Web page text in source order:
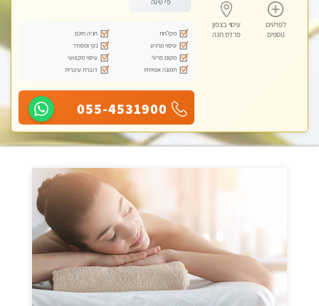
לפרטים
נוספים
עיסוי בצפון
פרדס חנה
מקלחת
חניה חינם
עיסוי מרגיע
נקי ומסודר
מקום פרטי
עיסוי מקצועי
תמונה אמיתית
דוברת עיברית
055-4531900